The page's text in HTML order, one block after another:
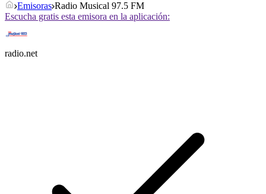
Emisoras Radio Musical 97.5 FM
Escucha gratis esta emisora en la aplicación:
radio.net